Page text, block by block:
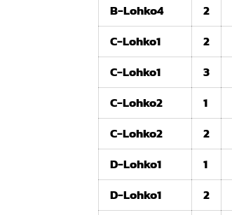
B-Lohko4
2
C-Lohko1
2
C-Lohko1
3
C-Lohko2
1
C-Lohko2
2
D-Lohko1
1
D-Lohko1
2